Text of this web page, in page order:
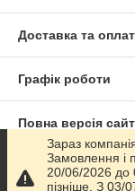
Доставка та
Графік роботи
Повна версія
Сайт створено
Зараз
Замовлення і
20/06/2026 до
пізніше. З 03/